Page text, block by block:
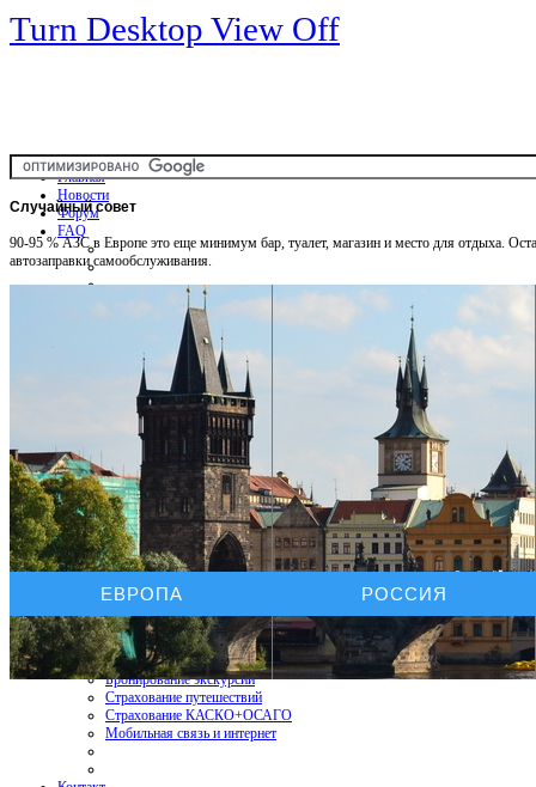
Turn Desktop View Off
Главная
Новости
Форум
FAQ
Общая информация
Советы Автотуристу
Правила дор.движения
Карты и путеводители
Интерактивная карта
Карты платных дорог
Карта сайта
Услуги On-line
Бронирование отелей
Бронирование автомобиля
Бронирование экскурсий
Страхование путешествий
Страхование КАСКО+ОСАГО
Мобильная связь и интернет
Случайныйсовет
90-95 % АЗС в Европе это еще минимум бар, туалет, магазин и место для отдыха.
автозаправки самообслуживания.
ЕВРОПА РОССИЯ